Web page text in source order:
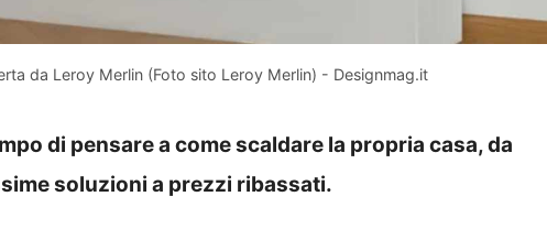
da Leroy Merlin (Foto sito Leroy Merlin) - Designmag.it
di pensare a come scaldare la propria casa, da
soluzioni a prezzi ribassati.